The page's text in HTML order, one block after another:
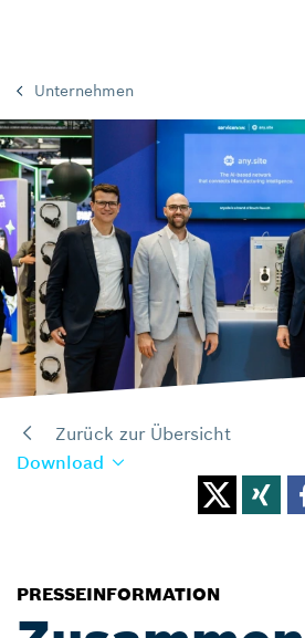
Unternehmen
Zurück zur Übersicht
Download
PRESSEINFORMATION